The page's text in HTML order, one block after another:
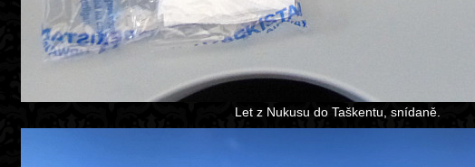
Let z Nukusu do Taškentu, snídaně.